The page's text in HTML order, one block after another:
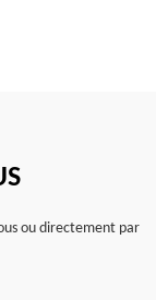
ou directement par